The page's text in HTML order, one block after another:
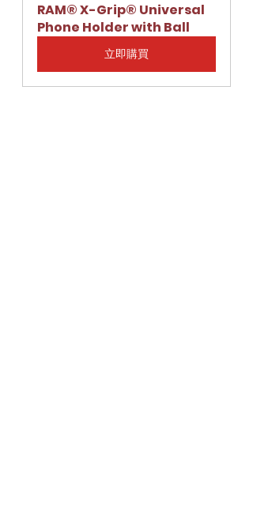
RAM® X-Grip® Universal
Phone Holder with Ball
立即購買